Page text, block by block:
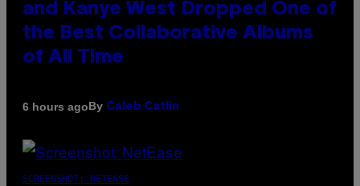
and Kanye West Dropped One of
the Best Collaborative Albums
of All Time
6 hours agoBy Caleb Catlin
SCREENSHOT: NETEASE